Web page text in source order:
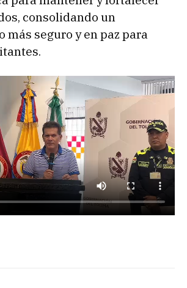
consolidando un
más seguro y en paz para